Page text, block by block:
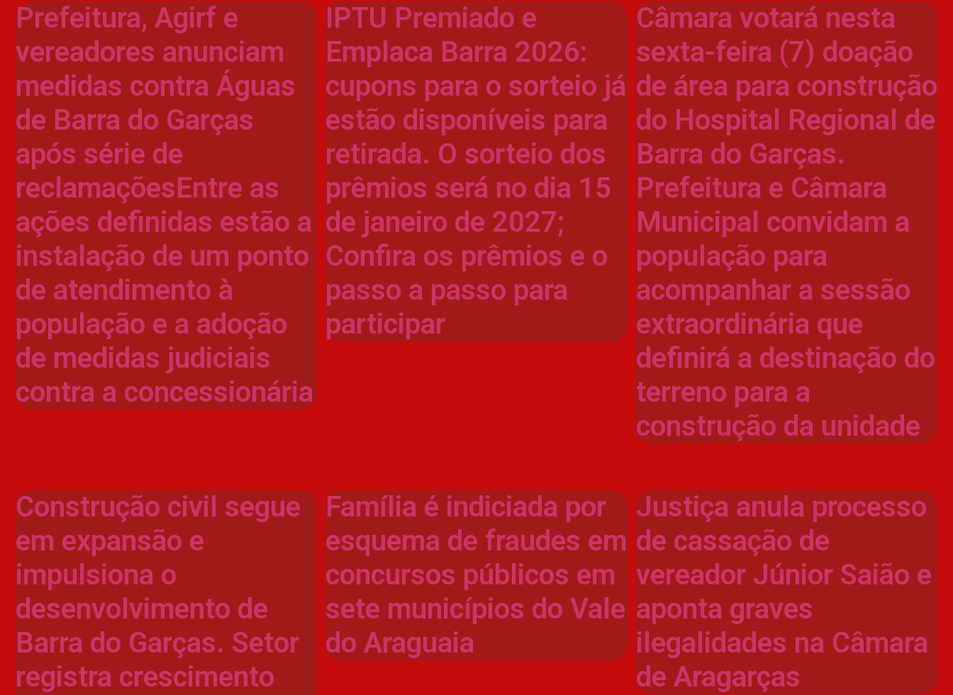
Prefeitura, Agirf e
vereadores anunciam
medidas contra Águas
de Barra do Garças
após série de
reclamaçõesEntre as
ações definidas estão a
instalação de um ponto
de atendimento à
população e a adoção
de medidas judiciais
contra a concessionária
IPTU Premiado e
Emplaca Barra 2026:
cupons para o sorteio já
estão disponíveis para
retirada. O sorteio dos
prêmios será no dia 15
de janeiro de 2027;
Confira os prêmios e o
passo a passo para
participar
Câmara votará nesta
sexta-feira (7) doação
de área para construção
do Hospital Regional de
Barra do Garças.
Prefeitura e Câmara
Municipal convidam a
população para
acompanhar a sessão
extraordinária que
definirá a destinação do
terreno para a
construção da unidade
Construção civil segue
em expansão e
impulsiona o
desenvolvimento de
Barra do Garças. Setor
registra crescimento
Família é indiciada por
esquema de fraudes em
concursos públicos em
sete municípios do Vale
do Araguaia
Justiça anula processo
de cassação de
vereador Júnior Saião e
aponta graves
ilegalidades na Câmara
de Aragarças